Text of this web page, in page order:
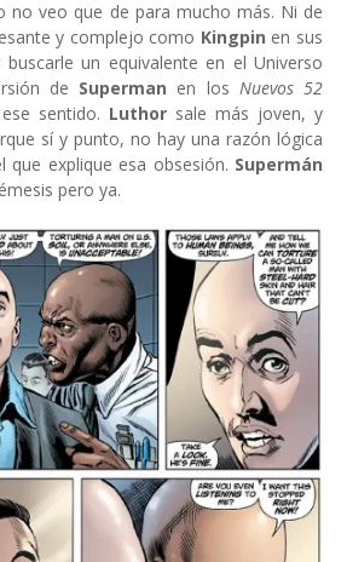
no veo que de para mucho más. Ni de
y complejo como Kingpin en sus
un equivalente en el Universo
de Superman en los Nuevos 52
sentido. Luthor sale más joven, y
sí y punto, no hay una razón lógica
que explique esa obsesión. Supermán
pero ya.